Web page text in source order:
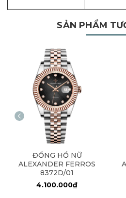
SẢN PHẨM
ĐỒNG HỒ NỮ
ALEXANDER FERROS
8372D/01
4.100.000₫